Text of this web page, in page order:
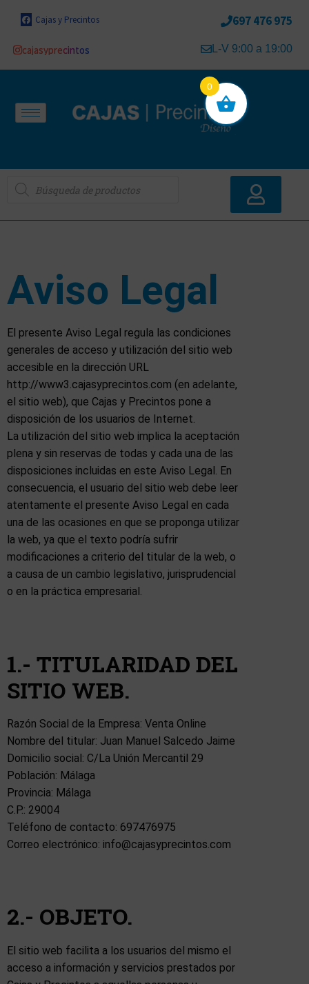
Cajas y Precintos
cajasyprecintos
697 476 975
L-V 9:00 a 19:00
Aviso Legal
El presente Aviso Legal regula las condiciones
generales de acceso y utilización del sitio web
accesible en la dirección URL
http://www3.cajasyprecintos.com (en adelante,
el sitio web), que Cajas y Precintos pone a
disposición de los usuarios de Internet.
La utilización del sitio web implica la aceptación
plena y sin reservas de todas y cada una de las
disposiciones incluidas en este Aviso Legal. En
consecuencia, el usuario del sitio web debe leer
atentamente el presente Aviso Legal en cada
una de las ocasiones en que se proponga utilizar
la web, ya que el texto podría sufrir
modificaciones a criterio del titular de la web, o
a causa de un cambio legislativo, jurisprudencial
o en la práctica empresarial.
1.- TITULARIDAD DEL
SITIO WEB.
Razón Social de la Empresa: Venta Online
Nombre del titular: Juan Manuel Salcedo Jaime
Domicilio social: C/La Unión Mercantil 29
Población: Málaga
Provincia: Málaga
C.P.: 29004
Teléfono de contacto: 697476975
Correo electrónico: info@cajasyprecintos.com
2.- OBJETO.
El sitio web facilita a los usuarios del mismo el
acceso a información y servicios prestados por
0